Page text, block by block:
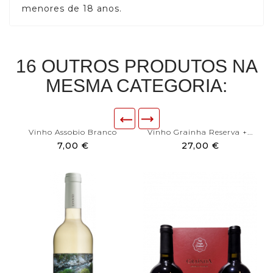
menores de 18 anos.
16 OUTROS PRODUTOS NA
MESMA CATEGORIA:
Vinho Assobio Branco
7,00 €
Vinho Grainha Reserva +...
27,00 €